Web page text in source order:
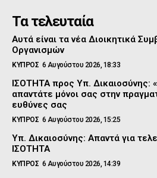
Τα τελευταία
Αυτά είναι τα νέα Διοικητικά
Οργανισμών
ΚΥΠΡΟΣ 6 Αυγούστου 2026, 18:33
ΙΣΟΤΗΤΑ προς Υπ. Δικαιοσύνης:
απαντάτε μόνοι σας στην
ευθύνες σας
ΚΥΠΡΟΣ 6 Αυγούστου 2026, 15:25
Υπ. Δικαιοσύνης: Απαντά για
ΙΣΟΤΗΤΑ
ΚΥΠΡΟΣ 6 Αυγούστου 2026, 14:39